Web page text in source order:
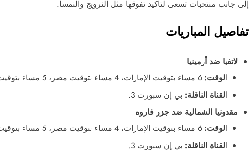
إلى جانب منتخبات تسعى لتأكيد تفوقها مثل النرويج والنمسا.
تفاصيل المباريات
لاتفيا ضد أرمينيا
الوقت: 6 مساء بتوقيت الإمارات، 4 مساء بتوقيت مصر، 5 مساء بتوقيت السعودية.
القناة الناقلة: بي إن سبورت 3.
مقدونيا الشمالية ضد جزر فاروه
الوقت: 6 مساء بتوقيت الإمارات، 4 مساء بتوقيت مصر، 5 مساء بتوقيت السعودية.
القناة الناقلة: بي إن سبورت 3.